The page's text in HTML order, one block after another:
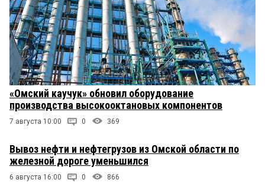
«Омский каучук» обновил оборудование
производства высокооктановых компонентов
7 августа 10:00 0 369
Вывоз нефти и нефтегрузов из Омской области по
железной дороге уменьшился
6 августа 16:00 0 866